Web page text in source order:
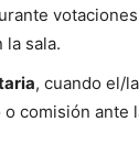
sala.
, cuando el/
comisión ante